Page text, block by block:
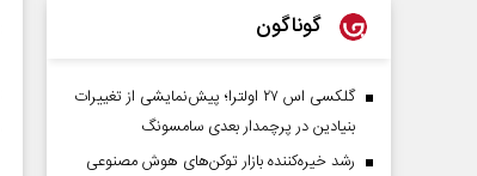
گوناگون
گلکسی اس ۲۷ اولترا؛ پیش‌نمایشی از تغییرات
بنیادین در پرچمدار بعدی سامسونگ
رشد خیره‌کننده بازار توکن‌های هوش مصنوعی